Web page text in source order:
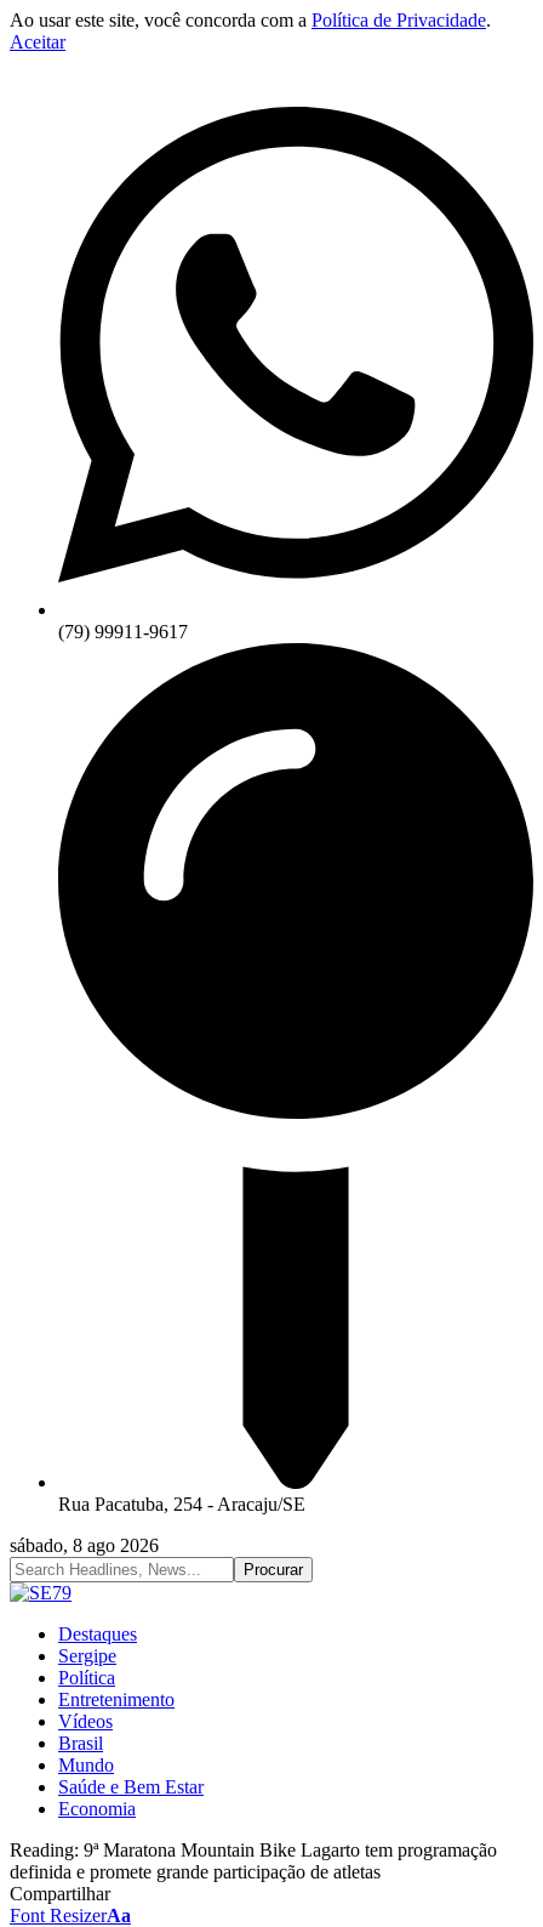
Ao usar este site, você concorda com a Política de Privacidade.
Aceitar
(79) 99911-9617
Rua Pacatuba, 254 - Aracaju/SE
sábado, 8 ago 2026
Destaques
Sergipe
Política
Entretenimento
Vídeos
Brasil
Mundo
Saúde e Bem Estar
Economia
Reading: 9ª Maratona Mountain Bike Lagarto tem programação
definida e promete grande participação de atletas
Compartilhar
Font ResizerAa